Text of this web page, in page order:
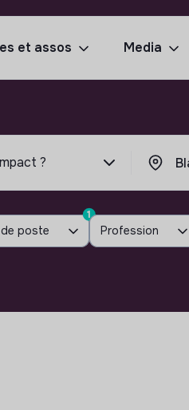
et assos Media
?
poste
1
Profession